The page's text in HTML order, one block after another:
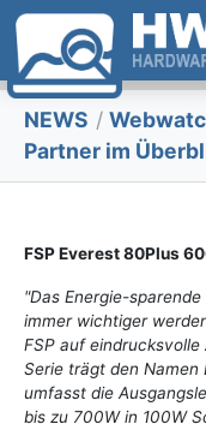
NEWS /
Partner im
FSP Everest 80Plus
"Das Energie-
immer wichtiger
FSP auf eindrucksvolle
Serie trägt den Namen
umfasst die
bis zu 700W in 100W